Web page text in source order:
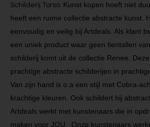
Schilderij Torso. Kunst kopen hoeft niet
heeft een ruime collectie abstracte kunst.
eenvoudig en veilig bij Artdeals. Als klant
een uniek product waar geen tientallen
schilderij komt uit de collectie Renee.
prachtige abstracte schilderijen in
Van zijn hand is o.a een stijl met Cobra-
krachtige kleuren. Ook schildert hij
Artdeals werkt met kunstenaars die in
maken voor JOU. Onze kunstenaars